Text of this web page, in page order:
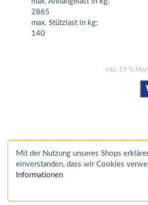
2865
max. Stützlast in kg:
140
inkl. 19 %
Mit der Nutzung unseres Shops
einverstanden, dass wir Cookies
Informationen